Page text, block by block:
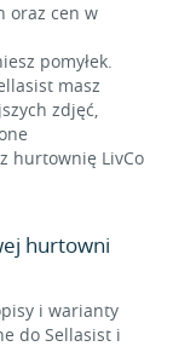
oraz cen w
pomyłek.
masz
zdjęć,
hurtownię LivCo
hurtowni
i warianty
do Sellasist i